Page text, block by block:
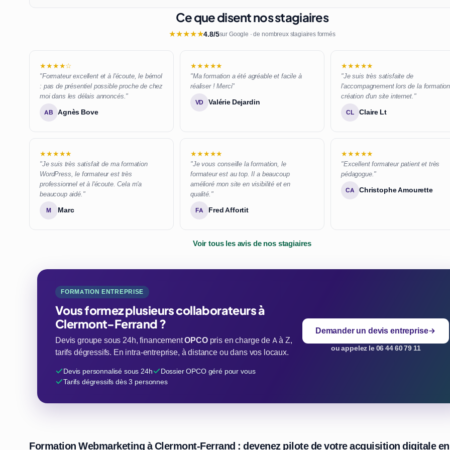
Ce que disent nos stagiaires
★★★★★4.8/5sur Google · de nombreux stagiaires formés
★★★★☆
"Formateur excellent et à l'écoute, le bémol
: pas de présentiel possible proche de chez
moi dans les délais annoncés."
AB Agnès Bove
★★★★★
"Ma formation a été agréable et facile à
réaliser ! Merci"
VD Valérie Dejardin
★★★★★
"Je suis très satisfaite de
l'accompagnement lors de la formation
création d'un site internet."
CL Claire Lt
★★★★★
"Je suis très satisfait de ma formation
WordPress, le formateur est très
professionnel et à l'écoute. Cela m'a
beaucoup aidé."
M Marc
★★★★★
"Je vous conseille la formation, le
formateur est au top. Il a beaucoup
amélioré mon site en visibilité et en
qualité."
FA Fred Affortit
★★★★★
"Excellent formateur patient et très
pédagogue."
CA Christophe Amourette
Voir tous les avis de nos stagiaires
FORMATION ENTREPRISE
Vous formez plusieurs collaborateurs à
Clermont-Ferrand ?
Devis groupe sous 24h, financementOPCOpris en charge de A à Z,
tarifs dégressifs. En intra-entreprise, à distance ou dans vos locaux.
Devis personnalisé sous 24h
Dossier OPCO géré pour vous
Tarifs dégressifs dès 3 personnes
Demander un devis entreprise
ou appelez le 06 44 60 79 11
Formation Webmarketing à Clermont-Ferrand : devenez pilote de votre acquisition digitale en